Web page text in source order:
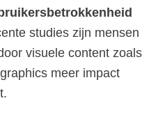
studies zijn mensen
visuele content zoals
meer impact